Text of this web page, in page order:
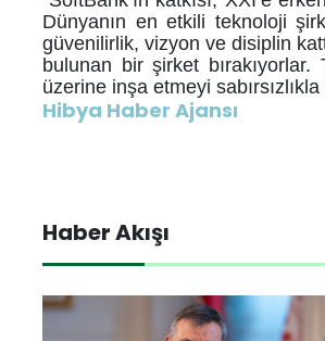
Dünyanın en etkili teknoloji
güvenilirlik, vizyon ve disiplin
bulunan bir şirket
üzerine inşa etmeyi
Hibya Haber Ajansı
Haber Akışı